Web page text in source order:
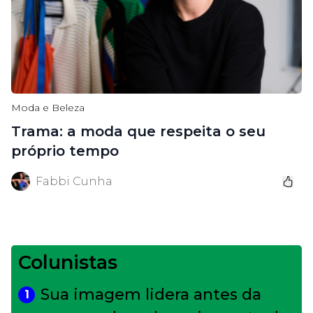
Moda e Beleza
Trama: a moda que respeita o seu
próprio tempo
Fabbi Cunha
Colunistas
1
Sua imagem lidera antes da